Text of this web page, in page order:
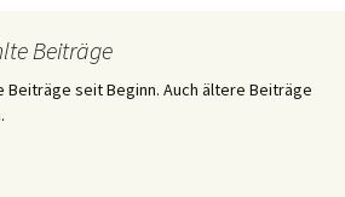
Beiträge
Beiträge seit Beginn. Auch ältere Beiträge